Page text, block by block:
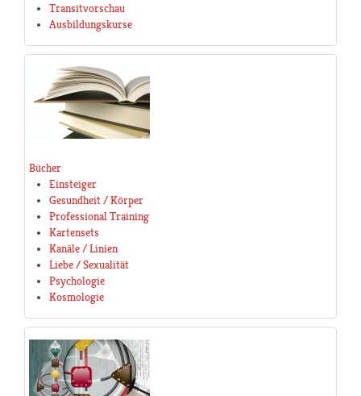
Transitvorschau
Ausbildungskurse
Bücher
Einsteiger
Gesundheit / Körper
Professional Training
Kartensets
Kanäle / Linien
Liebe / Sexualität
Psychologie
Kosmologie